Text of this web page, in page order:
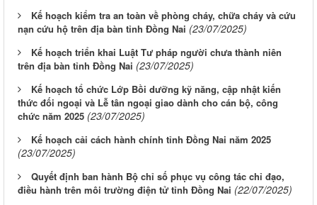
Kế hoạch kiểm tra an toàn về phòng cháy, chữa cháy và cứu
nạn cứu hộ trên địa bàn tỉnh Đồng Nai (23/07/2025)
Kế hoạch triển khai Luật Tư pháp người chưa thành niên
trên địa bàn tỉnh Đồng Nai (23/07/2025)
Kế hoạch tổ chức Lớp Bồi dưỡng kỹ năng, cập nhật kiến
thức đối ngoại và Lễ tân ngoại giao dành cho cán bộ, công
chức năm 2025 (23/07/2025)
Kế hoạch cải cách hành chính tỉnh Đồng Nai năm 2025
(23/07/2025)
Quyết định ban hành Bộ chỉ số phục vụ công tác chỉ đạo,
điều hành trên môi trường điện tử tỉnh Đồng Nai (22/07/2025)